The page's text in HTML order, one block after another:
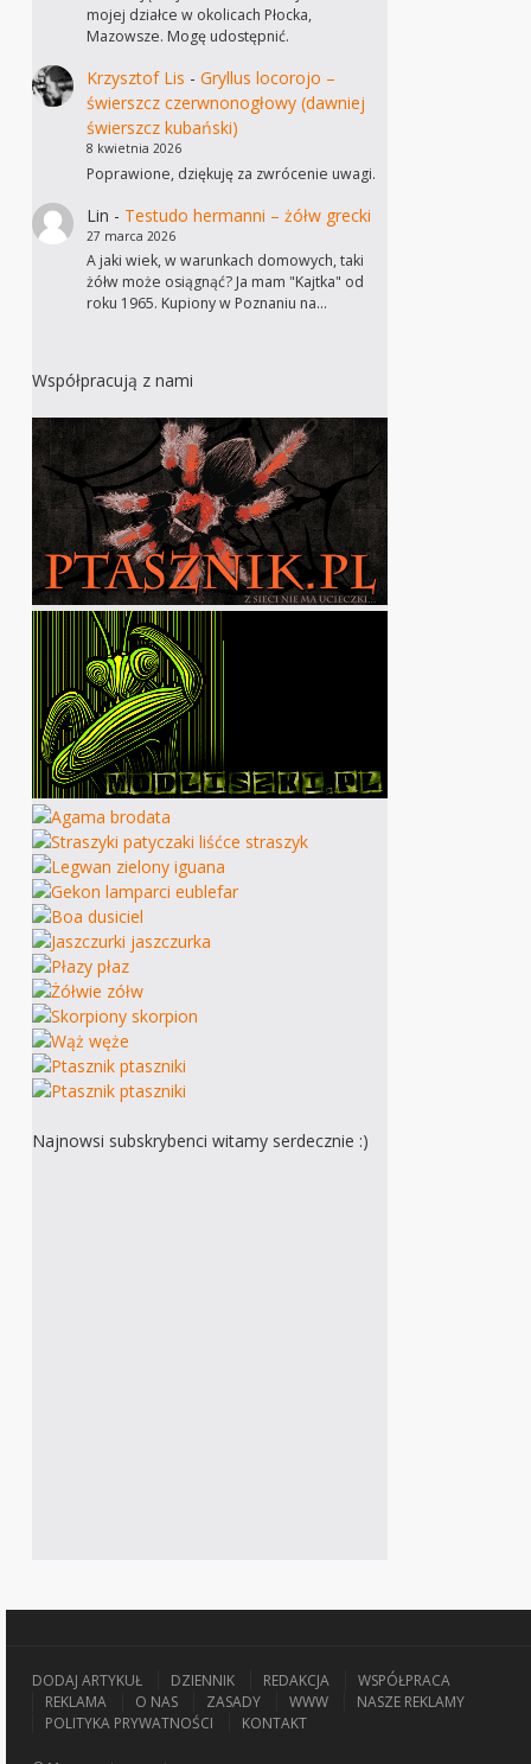
mojej działce w okolicach Płocka,
Mazowsze. Mogę udostępnić.
Krzysztof Lis - Gryllus locorojo –
świerszcz czerwnonogłowy (dawniej
świerszcz kubański)
8 kwietnia 2026
Poprawione, dziękuję za zwrócenie uwagi.
Lin - Testudo hermanni – żółw grecki
27 marca 2026
A jaki wiek, w warunkach domowych, taki
żółw może osiągnąć? Ja mam "Kajtka" od
roku 1965. Kupiony w Poznaniu na…
Współpracują z nami
Najnowsi subskrybenci witamy serdecznie :)
DODAJ ARTYKUŁ DZIENNIK REDAKCJA
WSPÓŁPRACA
REKLAMA
O NAS ZASADY WWW
NASZE REKLAMY
POLITYKA PRYWATNOŚCI
KONTAKT